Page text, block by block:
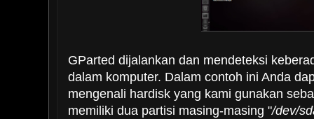
GParted dijalankan dan mendeteksi
dalam komputer. Dalam contoh ini Anda
mengenali hardisk yang kami gunakan
memiliki dua partisi masing-masing "/dev/